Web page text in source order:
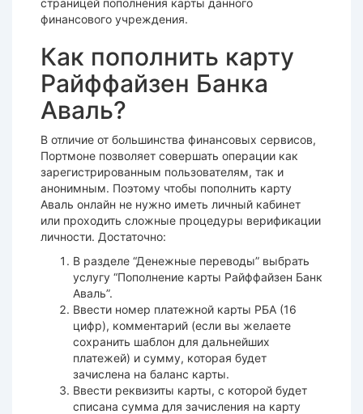
страницей пополнения карты данного
финансового учреждения.
Как пополнить карту
Райффайзен Банка
Аваль?
В отличие от большинства финансовых сервисов,
Портмоне позволяет совершать операции как
зарегистрированным пользователям, так и
анонимным. Поэтому чтобы пополнить карту
Аваль онлайн не нужно иметь личный кабинет
или проходить сложные процедуры верификации
личности. Достаточно:
В разделе “Денежные переводы” выбрать
услугу “Пополнение карты Райффайзен Банк
Аваль”.
Ввести номер платежной карты РБА (16
цифр), комментарий (если вы желаете
сохранить шаблон для дальнейших
платежей) и сумму, которая будет
зачислена на баланс карты.
Ввести реквизиты карты, с которой будет
списана сумма для зачисления на карту